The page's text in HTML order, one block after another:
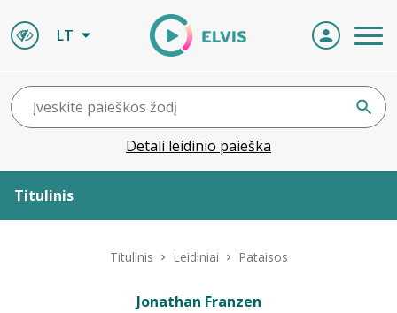
LT
Detali leidinio paieška
Titulinis
Titulinis Leidiniai Pataisos
Jonathan Franzen